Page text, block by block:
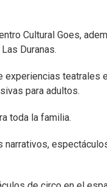
Cultural Goes,
Duranas.
experiencias teatrales
para adultos.
toda la familia.
narrativos,